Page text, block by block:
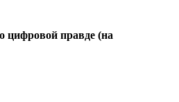
цифровой правде (на